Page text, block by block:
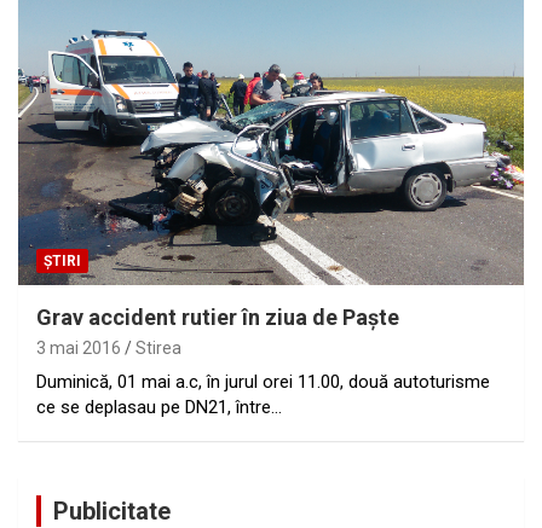
ȘTIRI
Grav accident rutier în ziua de Paște
3 mai 2016 Stirea
Duminică, 01 mai a.c, în jurul orei 11.00, două autoturisme
ce se deplasau pe DN21, între…
Publicitate